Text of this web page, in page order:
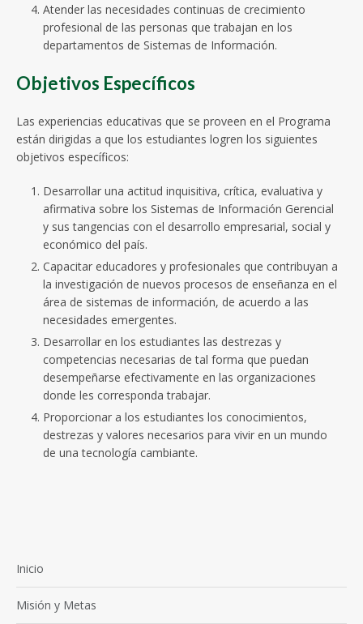
Atender las necesidades continuas de crecimiento
profesional de las personas que trabajan en los
departamentos de Sistemas de Información.
Objetivos Específicos
Las experiencias educativas que se proveen en el Programa
están dirigidas a que los estudiantes logren los siguientes
objetivos específicos:
Desarrollar una actitud inquisitiva, crítica, evaluativa y
afirmativa sobre los Sistemas de Información Gerencial
y sus tangencias con el desarrollo empresarial, social y
económico del país.
Capacitar educadores y profesionales que contribuyan a
la investigación de nuevos procesos de enseñanza en el
área de sistemas de información, de acuerdo a las
necesidades emergentes.
Desarrollar en los estudiantes las destrezas y
competencias necesarias de tal forma que puedan
desempeñarse efectivamente en las organizaciones
donde les corresponda trabajar.
Proporcionar a los estudiantes los conocimientos,
destrezas y valores necesarios para vivir en un mundo
de una tecnología cambiante.
Inicio
Misión y Metas